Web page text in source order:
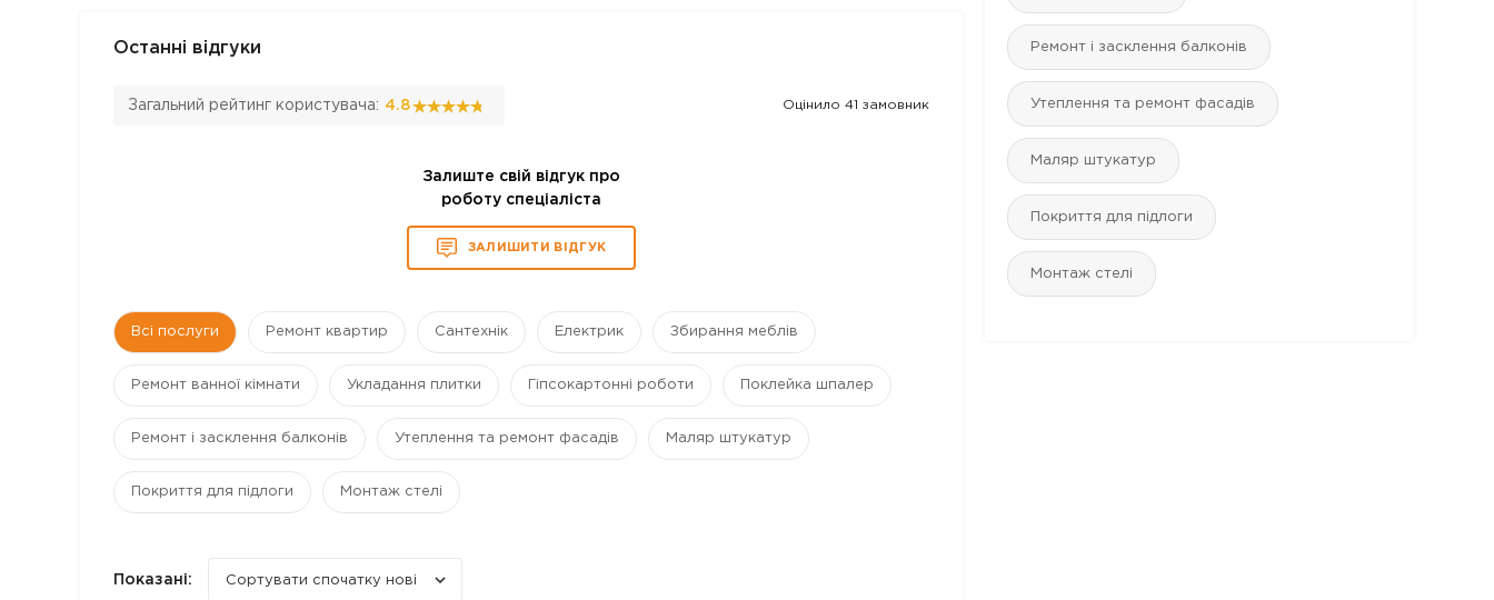
Останні відгуки
Загальний рейтинг користувача: 4.8 Оцінило 41 замовник
Залиште свій відгук про
роботу спеціаліста
ЗАЛИШИТИ ВІДГУК
Всі послуги Ремонт квартир Сантехнік Електрик Збирання меблів
Ремонт ванної кімнати Укладання плитки Гіпсокартонні роботи Поклейка шпалер
Ремонт і засклення балконів Утеплення та ремонт фасадів Маляр штукатур
Покриття для підлоги Монтаж стелі
Показані: Сортувати спочатку нові
Ремонт і засклення балконів
Утеплення та ремонт фасадів
Маляр штукатур
Покриття для підлоги
Монтаж стелі